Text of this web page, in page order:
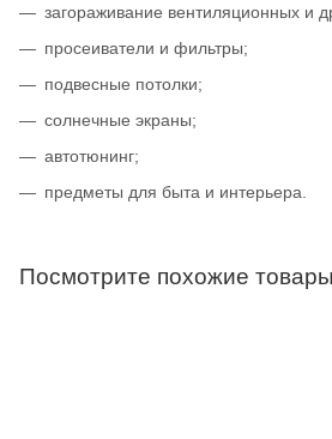
загораживание вентиляционных и
просеиватели и фильтры;
подвесные потолки;
солнечные экраны;
автотюнинг;
предметы для быта и интерьера.
Посмотрите похожие товары